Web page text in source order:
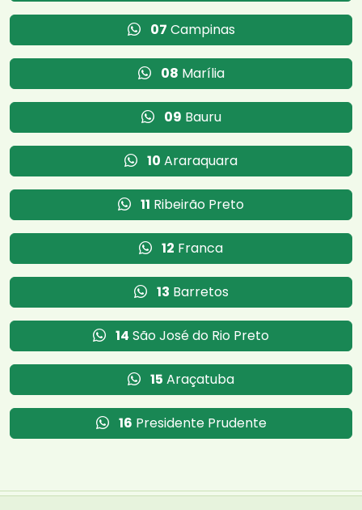
07 Campinas
08 Marília
09 Bauru
10 Araraquara
11 Ribeirão Preto
12 Franca
13 Barretos
14 São José do Rio Preto
15 Araçatuba
16 Presidente Prudente